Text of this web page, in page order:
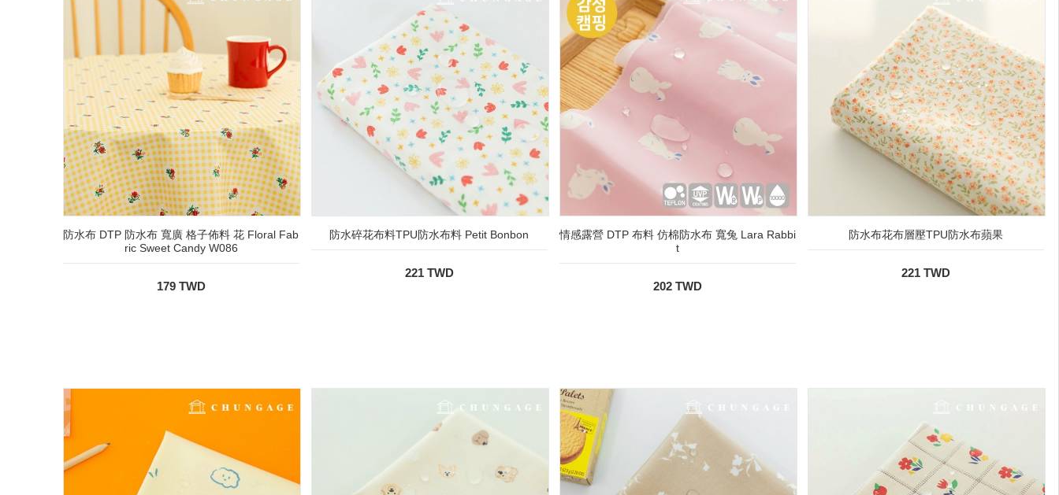
防水布 DTP 防水布 寬廣 格子佈料 花 Floral Fab
ric Sweet Candy W086
179 TWD
防水碎花布料TPU防水布料 Petit Bonbon
221 TWD
情感露營 DTP 布料 仿棉防水布 寬兔 Lara Rabbi
t
202 TWD
防水布花布層壓TPU防水布蘋果
221 TWD